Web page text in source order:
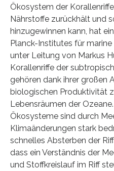
Ökosystem der
Nährstoffe zurückhält und
hinzugewinnen kann, hat
Planck-Institutes für
unter Leitung von Markus
Korallenriffe der
gehören dank ihrer großen
biologischen Produktivität
Lebensräumen der
Ökosysteme sind durch
Klimaänderungen stark
schnelles Absterben der
dass ein Verständnis der
und Stoffkreislauf im Riff